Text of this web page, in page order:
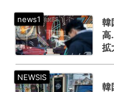
韓
高
拡
韓